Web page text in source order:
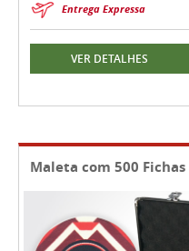
Entrega Expressa
VER DETALHES
Maleta com 500